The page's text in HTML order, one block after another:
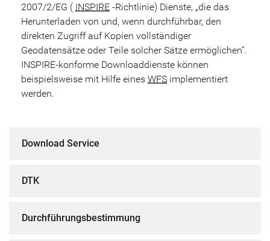
2007/2/EG ( INSPIRE -Richtlinie) Dienste, „die das
Herunterladen von und, wenn durchführbar, den
direkten Zugriff auf Kopien vollständiger
Geodatensätze oder Teile solcher Sätze ermöglichen“.
INSPIRE-konforme Downloaddienste können
beispielsweise mit Hilfe eines WFS implementiert
werden.
Download Service
DTK
Durchführungsbestimmung